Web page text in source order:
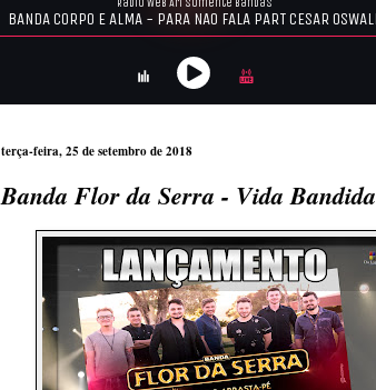
terça-feira, 25 de setembro de 2018
Banda Flor da Serra - Vida Bandida